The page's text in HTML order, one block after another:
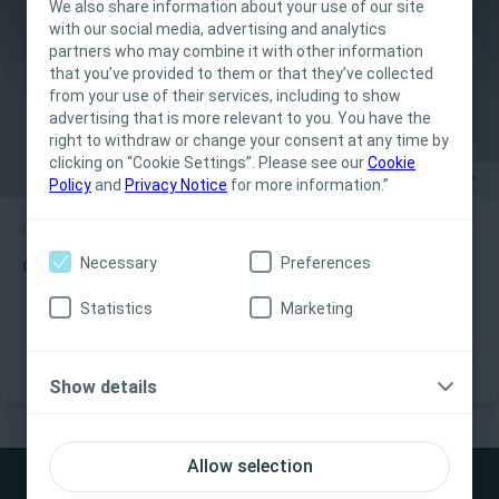
We also share information about your use of our site
with our social media, advertising and analytics
partners who may combine it with other information
that you’ve provided to them or that they’ve collected
from your use of their services, including to show
advertising that is more relevant to you. You have the
right to withdraw or change your consent at any time by
clicking on “Cookie Settings”. Please see ourCookie
Policyand Privacy Notice for more information.”
Allow selection
Necessary Preferences
Statistics Marketing
Show details
Este site destina-se exclusivamente a
Profissionais de Saúde. O conteúdo do site tem
fins informativos e educacionais, podendo não
ser apropriado para todas as jurisdições. A
Coloplast não fornece aconselhamento médico.
A responsabilidade pelos cuidados ao paciente
cabe ao profissional de saúde. Para informações
contraindicações, efeitos, precauções e
advertências, consulte as Instruções de
Utilização (IFU) do produto antes da sua
Como usar o Peristeen Plus com cateter em cone